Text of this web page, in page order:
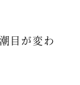
目が変わ